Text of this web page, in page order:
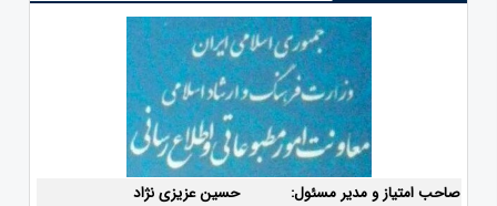
صاحب امتیاز و مدیر مسئول:
حسین عزیزی نژاد